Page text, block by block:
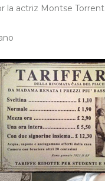
la actriz Montse Torrent